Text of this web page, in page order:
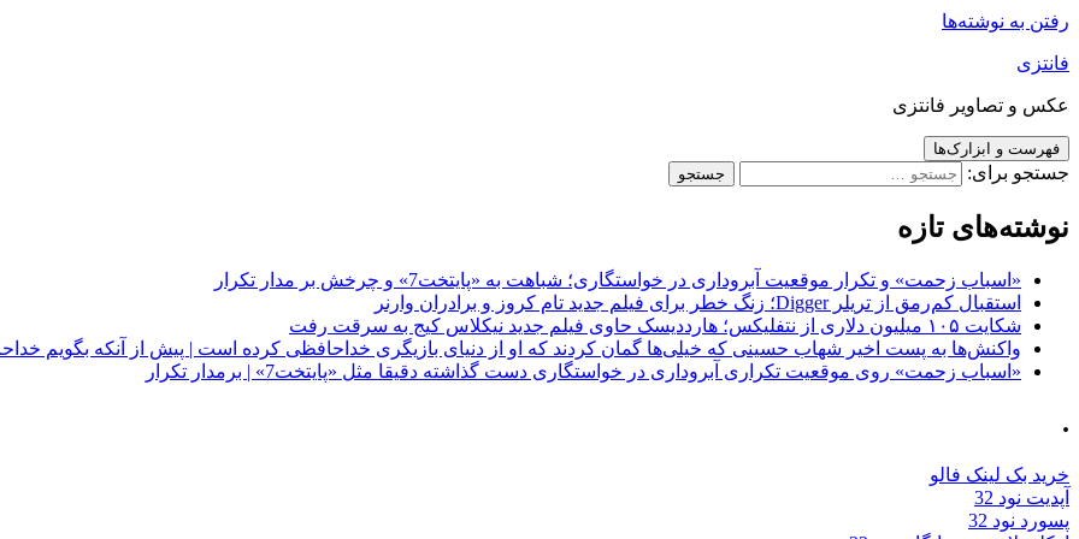
رفتن به نوشته‌ها
فانتزی
عکس و تصاویر فانتزی
فهرست و ابزارک‌ها
جستجو برای:
نوشته‌های تازه
«اسباب زحمت» و تکرار موقعیت آبروداری در خواستگاری؛ شباهت به «پایتخت7» و چرخش بر مدار تکرار
استقبال کم‌رمق از تریلر Digger؛ زنگ خطر برای فیلم جدید تام کروز و برادران وارنر
شکایت ۱۰۵ میلیون دلاری از نتفلیکس؛ هارددیسک حاوی فیلم جدید نیکلاس کیج به سرقت رفت
واکنش‌ها به پست اخیر شهاب حسینی که خیلی‌ها گمان کردند که او از دنیای بازیگری خداحافظی کرده است | پیش از آنکه بگویم
«اسباب زحمت» روی موقعیت تکراری آبروداری در خواستگاری دست گذاشته دقیقا مثل «پایتخت7» | برمدار تکرار
.
خرید بک لینک فالو
آپدیت نود 32
پسورد نود 32